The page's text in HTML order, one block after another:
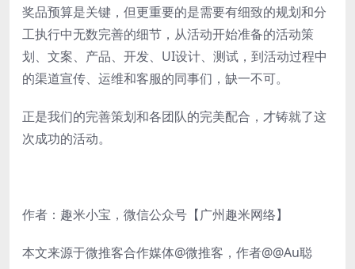
奖品预算是关键，但更重要的是需要有细致的规划和分
工执行中无数完善的细节，从活动开始准备的活动策
划、文案、产品、开发、UI设计、测试，到活动过程中
的渠道宣传、运维和客服的同事们，缺一不可。
正是我们的完善策划和各团队的完美配合，才铸就了这
次成功的活动。
作者：趣米小宝，微信公众号【广州趣米网络】
本文来源于微推客合作媒体@微推客，作者@@Au聪